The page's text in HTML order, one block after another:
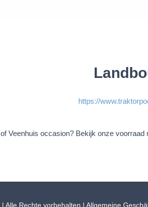
| Alle Rechte vorbehalten | Allgemeine